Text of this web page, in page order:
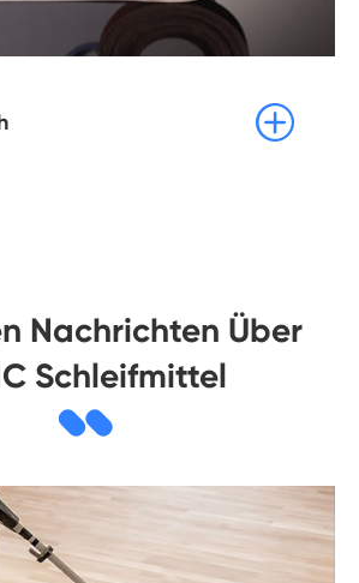

Nachrichten Über
Schleifmittel